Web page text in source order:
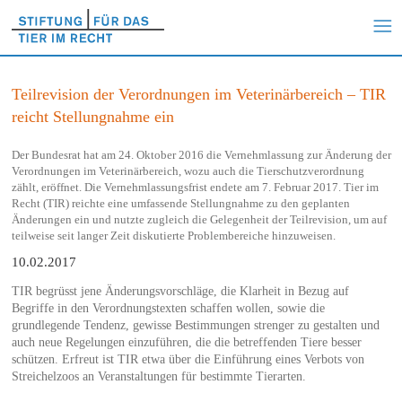
Teilrevision der Verordnungen im Veterinärbereich – TIR
reicht Stellungnahme ein
Der Bundesrat hat am 24. Oktober 2016 die Vernehmlassung zur Änderung der
Verordnungen im Veterinärbereich, wozu auch die Tierschutzverordnung
zählt, eröffnet. Die Vernehmlassungsfrist endete am 7. Februar 2017. Tier im
Recht (TIR) reichte eine umfassende Stellungnahme zu den geplanten
Änderungen ein und nutzte zugleich die Gelegenheit der Teilrevision, um auf
teilweise seit langer Zeit diskutierte Problembereiche hinzuweisen.
10.02.2017
TIR begrüsst jene Änderungsvorschläge, die Klarheit in Bezug auf
Begriffe in den Verordnungstexten schaffen wollen, sowie die
grundlegende Tendenz, gewisse Bestimmungen strenger zu gestalten und
auch neue Regelungen einzuführen, die die betreffenden Tiere besser
schützen. Erfreut ist TIR etwa über die Einführung eines Verbots von
Streichelzoos an Veranstaltungen für bestimmte Tierarten.